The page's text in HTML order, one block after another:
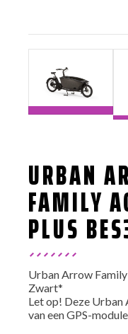
URBAN
FAMILY
PLUS
Urban Arrow
Zwart*
Let op! Deze Urban
van een GPS-module